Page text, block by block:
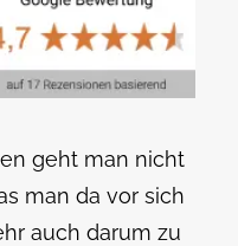
geht man nicht
man da vor sich
auch darum zu